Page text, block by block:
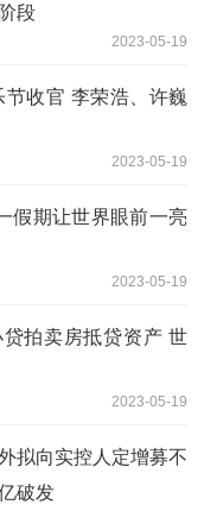
段
2023-05-19
收官 李荣浩、许巍
2023-05-19
假期让世界眼前一亮
2023-05-19
拍卖房抵贷资产 世
2023-05-19
拟向实控人定增募不
破发